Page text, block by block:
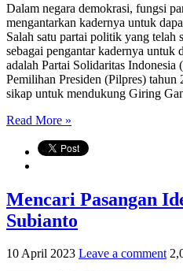
Dalam negara demokrasi, fungsi
mengantarkan kadernya untuk
Salah satu partai politik yang telah
sebagai pengantar kadernya untuk
adalah Partai Solidaritas Indonesia
Pemilihan Presiden (Pilpres) tahun
sikap untuk mendukung Giring
Read More »
Mencari Pasangan
Subianto
10 April 2023 Leave a comment